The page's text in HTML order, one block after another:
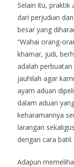
Selain itu, praktik
dari perjudian
besar yang
“Wahai orang-
khamar, judi,
adalah
jauhilah agar
ayam aduan
dalam aduan
keharamannya
larangan
dengan cara batil.
Adapun